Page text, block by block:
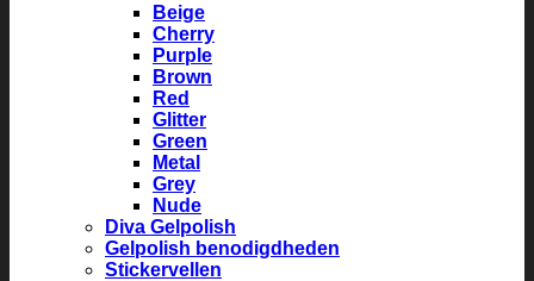
Beige
Cherry
Purple
Brown
Red
Glitter
Green
Metal
Grey
Nude
Diva Gelpolish
Gelpolish benodigdheden
Stickervellen